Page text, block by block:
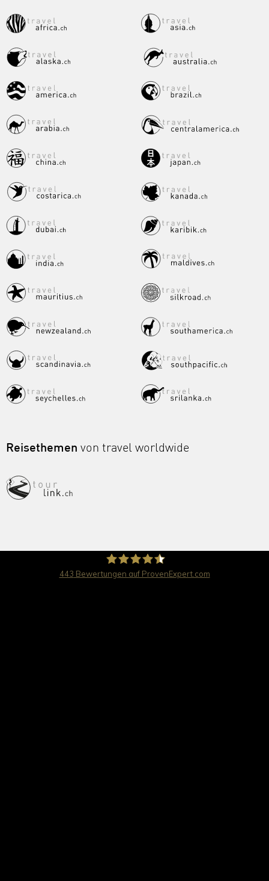
Reisethemen von travel worldwide
443 Bewertungen auf ProvenExpert.com